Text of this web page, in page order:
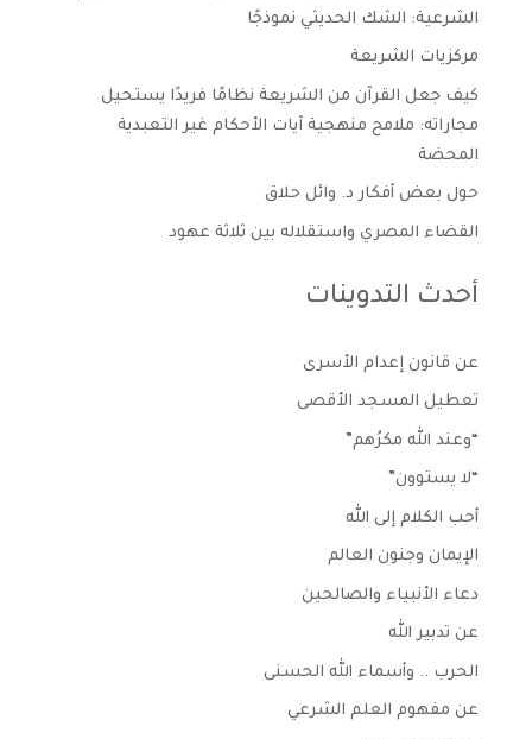
الشرعية: الشك الحديثي نموذجًا
مركزيات الشريعة
كيف جعل القرآن من الشريعة نظامًا فريدًا يستحيل
مجاراته: ملامح منهجية آيات الأحكام غير التعبدية
المحضة
حول بعض أفكار د. وائل حلاق
القضاء المصري واستقلاله بين ثلاثة عهود
أحدث التدوينات
عن قانون إعدام الأسرى
تعطيل المسجد الأقصى
“وعند الله مكرُهم”
“لا يستوون”
أحب الكلام إلى الله
الإيمان وجنون العالم
دعاء الأنبياء والصالحين
عن تدبير الله
الحرب .. وأسماء الله الحسنى
عن مفهوم العلم الشرعي